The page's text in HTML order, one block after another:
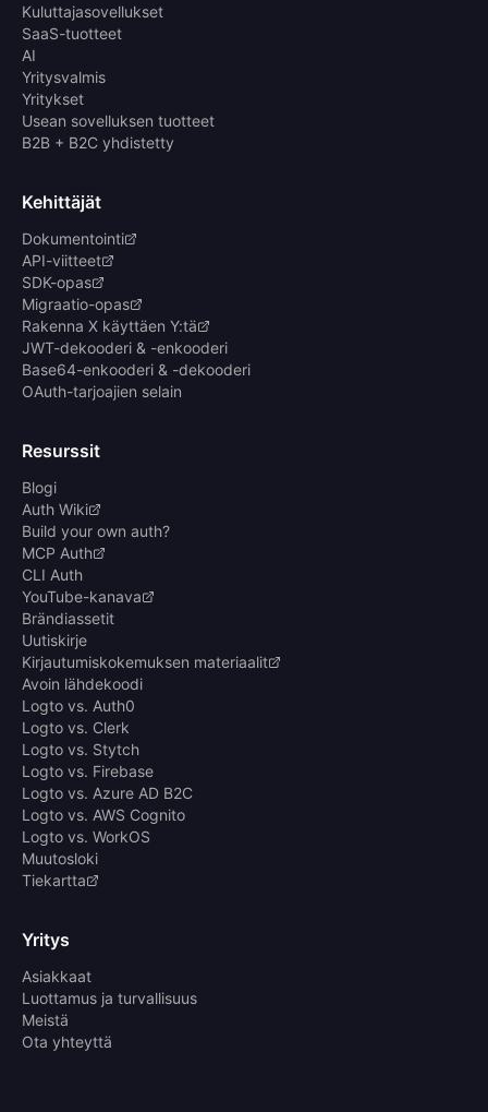
Kuluttajasovellukset
SaaS-tuotteet
AI
Yritysvalmis
Yritykset
Usean sovelluksen tuotteet
B2B + B2C yhdistetty
Kehittäjät
Dokumentointi
API-viitteet
SDK-opas
Migraatio-opas
Rakenna X käyttäen Y:tä
JWT-dekooderi & -enkooderi
Base64-enkooderi & -dekooderi
OAuth-tarjoajien selain
Resurssit
Blogi
Auth Wiki
Build your own auth?
MCP Auth
CLI Auth
YouTube-kanava
Brändiassetit
Uutiskirje
Kirjautumiskokemuksen materiaalit
Avoin lähdekoodi
Logto vs. Auth0
Logto vs. Clerk
Logto vs. Stytch
Logto vs. Firebase
Logto vs. Azure AD B2C
Logto vs. AWS Cognito
Logto vs. WorkOS
Muutosloki
Tiekartta
Yritys
Asiakkaat
Luottamus ja turvallisuus
Meistä
Ota yhteyttä